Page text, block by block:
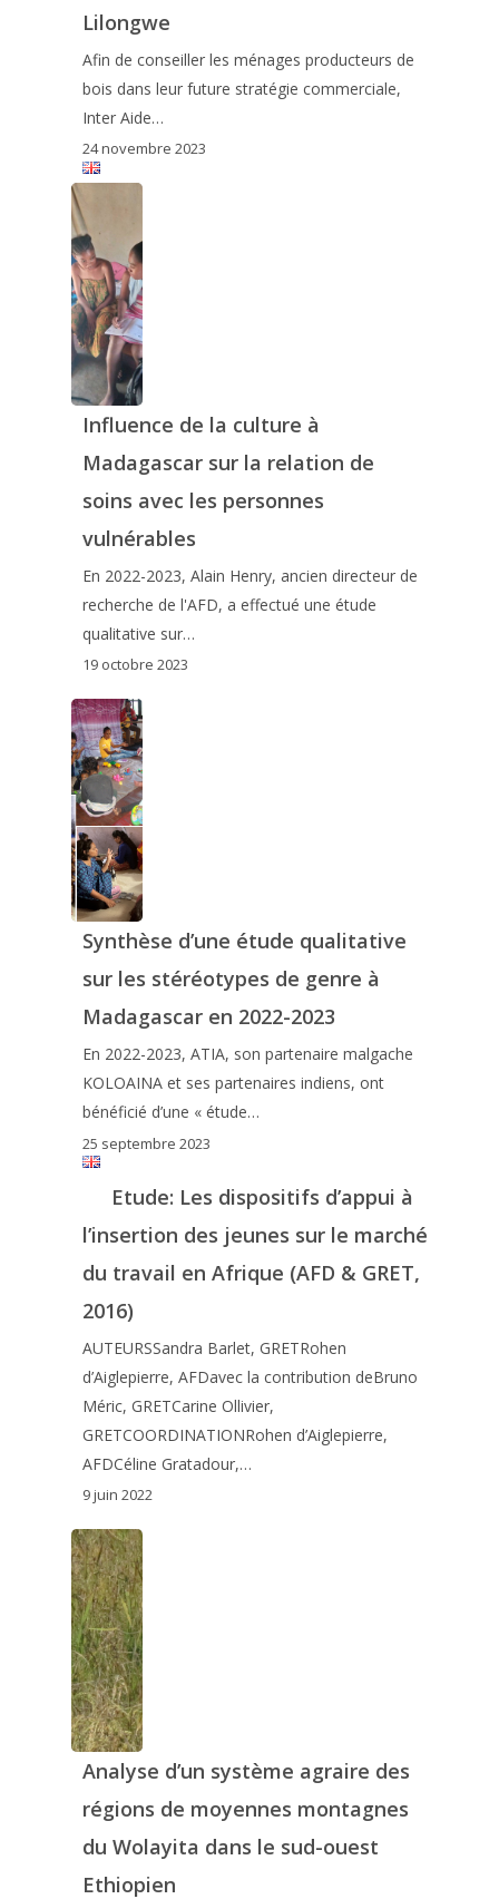
Lilongwe
Afin de conseiller les ménages producteurs de
bois dans leur future stratégie commerciale,
Inter Aide…
24 novembre 2023
Influence de la culture à
Madagascar sur la relation de
soins avec les personnes
vulnérables
En 2022-2023, Alain Henry, ancien directeur de
recherche de l'AFD, a effectué une étude
qualitative sur…
19 octobre 2023
Synthèse d’une étude qualitative
sur les stéréotypes de genre à
Madagascar en 2022-2023
En 2022-2023, ATIA, son partenaire malgache
KOLOAINA et ses partenaires indiens, ont
bénéficié d’une « étude…
25 septembre 2023
Etude: Les dispositifs d’appui à
l’insertion des jeunes sur le marché
du travail en Afrique (AFD & GRET,
2016)
AUTEURSSandra Barlet, GRETRohen
d’Aiglepierre, AFDavec la contribution deBruno
Méric, GRETCarine Ollivier,
GRETCOORDINATIONRohen d’Aiglepierre,
AFDCéline Gratadour,…
9 juin 2022
Analyse d’un système agraire des
régions de moyennes montagnes
du Wolayita dans le sud-ouest
Ethiopien